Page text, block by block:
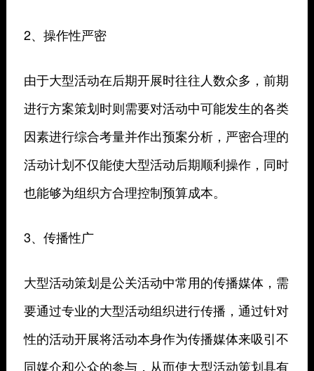
2、操作性严密
由于大型活动在后期开展时往往人数众多，前期
进行方案策划时则需要对活动中可能发生的各类
因素进行综合考量并作出预案分析，严密合理的
活动计划不仅能使大型活动后期顺利操作，同时
也能够为组织方合理控制预算成本。
3、传播性广
大型活动策划是公关活动中常用的传播媒体，需
要通过专业的大型活动组织进行传播，通过针对
性的活动开展将活动本身作为传播媒体来吸引不
同媒介和公众的参与，从而使大型活动策划具有